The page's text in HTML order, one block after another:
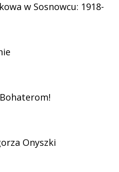
w Sosnowcu: 1918-
Onyszki